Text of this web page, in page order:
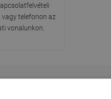
telefonon az
vonalunkon.